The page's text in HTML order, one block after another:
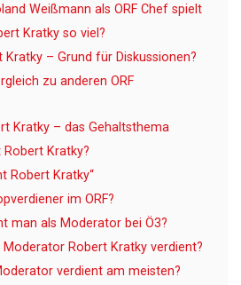
Weißmann als ORF Chef spielt
Kratky so viel?
Kratky – Grund für Diskussionen?
zu anderen ORF
Kratky – das Gehaltsthema
Robert Kratky?
Robert Kratky“
im ORF?
man als Moderator bei Ö3?
Moderator Robert Kratky verdient?
verdient am meisten?